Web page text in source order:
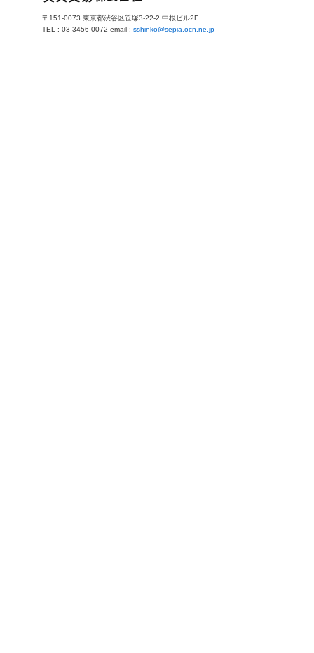
〒151-0073 東京都渋谷区笹塚3-22-2 中根ビル2F
TEL : 03-3456-0072 email : sshinko@sepia.ocn.ne.jp